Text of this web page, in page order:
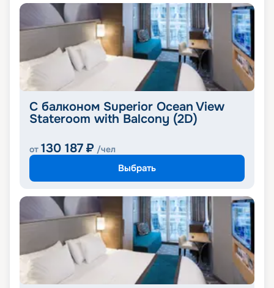
С балконом Superior Ocean View
Stateroom with Balcony (2D)
от 130 187 ₽ /чел
Выбрать